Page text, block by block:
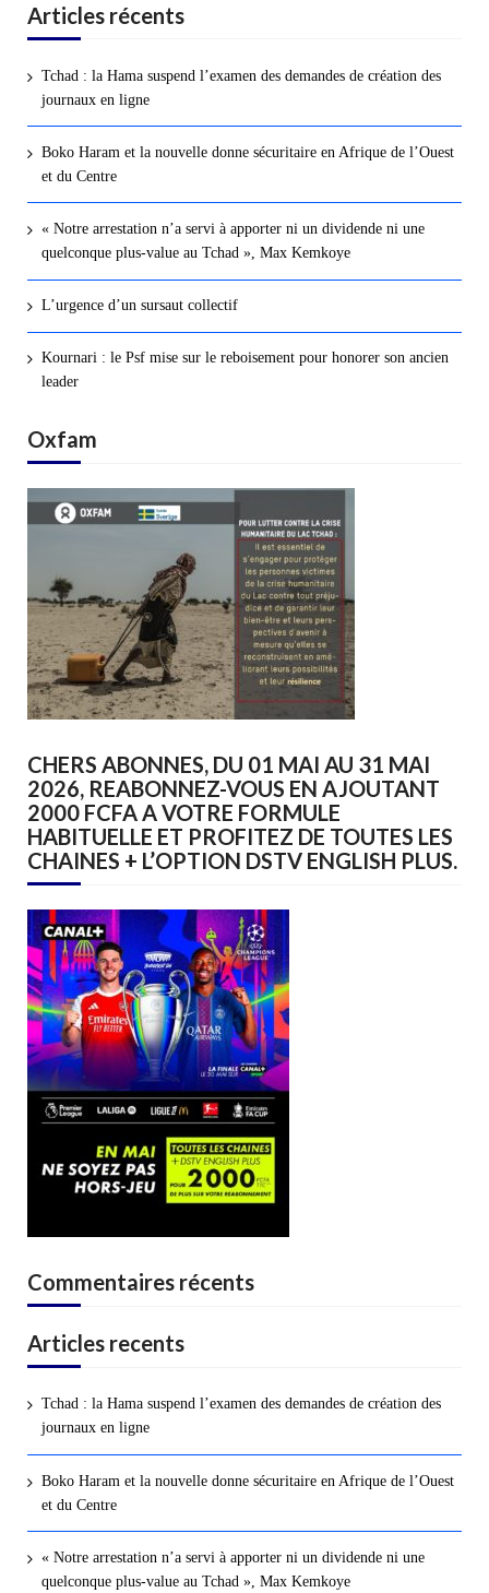
Articles récents
Tchad : la Hama suspend l’examen des demandes de création des
journaux en ligne
Boko Haram et la nouvelle donne sécuritaire en Afrique de l’Ouest
et du Centre
« Notre arrestation n’a servi à apporter ni un dividende ni une
quelconque plus-value au Tchad », Max Kemkoye
L’urgence d’un sursaut collectif
Kournari : le Psf mise sur le reboisement pour honorer son ancien
leader
Oxfam
CHERS ABONNES, DU 01 MAI AU 31 MAI
2026, REABONNEZ-VOUS EN AJOUTANT
2000 FCFA A VOTRE FORMULE
HABITUELLE ET PROFITEZ DE TOUTES LES
CHAINES + L’OPTION DSTV ENGLISH PLUS.
Commentaires récents
Articles recents
Tchad : la Hama suspend l’examen des demandes de création des
journaux en ligne
Boko Haram et la nouvelle donne sécuritaire en Afrique de l’Ouest
et du Centre
« Notre arrestation n’a servi à apporter ni un dividende ni une
quelconque plus-value au Tchad », Max Kemkoye